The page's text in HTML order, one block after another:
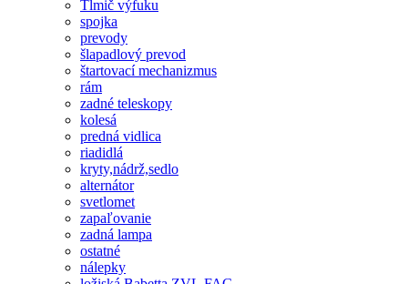
Tlmič výfuku
spojka
prevody
šlapadlový prevod
štartovací mechanizmus
rám
zadné teleskopy
kolesá
predná vidlica
riadidlá
kryty,nádrž,sedlo
alternátor
svetlomet
zapaľovanie
zadná lampa
ostatné
nálepky